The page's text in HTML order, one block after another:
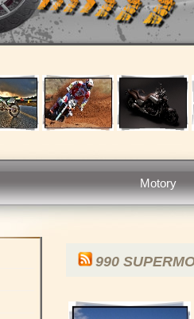
Motory
990